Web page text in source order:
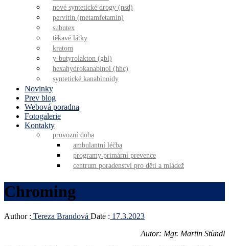
nové syntetické drogy (nsd)
pervitin (metamfetamin)
subutex
těkavé látky
kratom
y-butyrolakton (gbl)
hexahydrokanabinol (hhc)
syntetické kanabinoidy
Novinky
Prev blog
Webová poradna
Fotogalerie
Kontakty
provozní doba
ambulantní léčba
programy primární prevence
centrum poradenství pro děti a mládež
Chroming
Author : Tereza Brandová Date : 17.3.2023
Autor: Mgr. Martin Stündl